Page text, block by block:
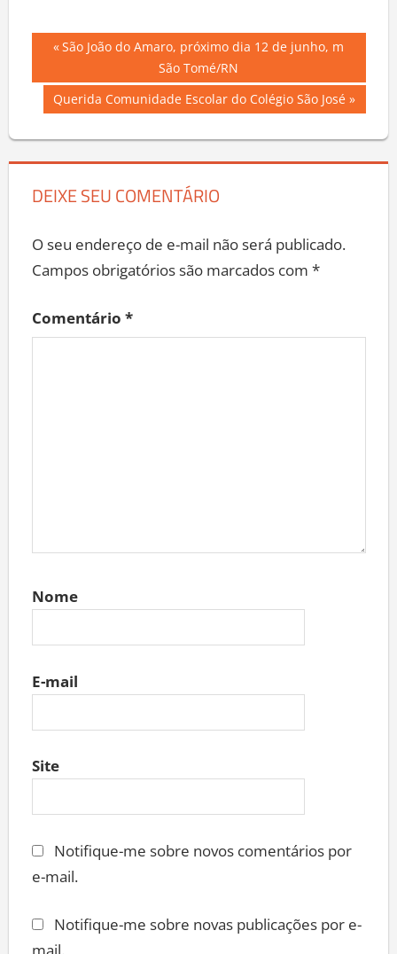
Navegação
de
Post
Previous
São João do Amaro, próximo dia 12 de junho, m
São Tomé/RN
Next
Querida Comunidade Escolar do Colégio São José
DEIXE SEU COMENTÁRIO
O seu endereço de e-mail não será publicado.
Campos obrigatórios são marcados com *
Comentário *
Nome
E-mail
Site
Notifique-me sobre novos comentários por
e-mail.
Notifique-me sobre novas publicações por e-